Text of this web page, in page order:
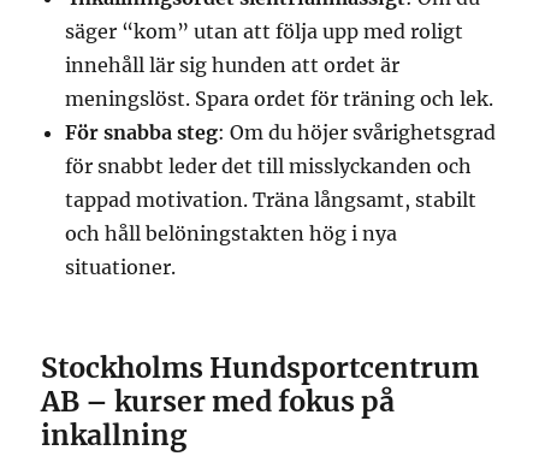
säger “kom” utan att följa upp med roligt
innehåll lär sig hunden att ordet är
meningslöst. Spara ordet för träning och lek.
För snabba steg: Om du höjer svårighetsgrad
för snabbt leder det till misslyckanden och
tappad motivation. Träna långsamt, stabilt
och håll belöningstakten hög i nya
situationer.
Stockholms Hundsportcentrum
AB – kurser med fokus på
inkallning